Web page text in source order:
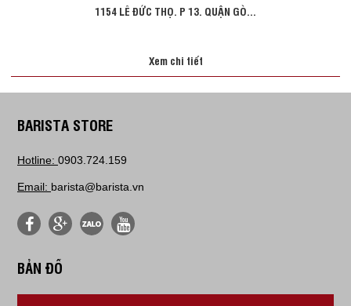
1154 LÊ ĐỨC THỌ. P 13. QUẬN GÒ...
Xem chi tiết
BARISTA STORE
Hotline: 0903.724.159
Email: barista@barista.vn
BẢN ĐỒ